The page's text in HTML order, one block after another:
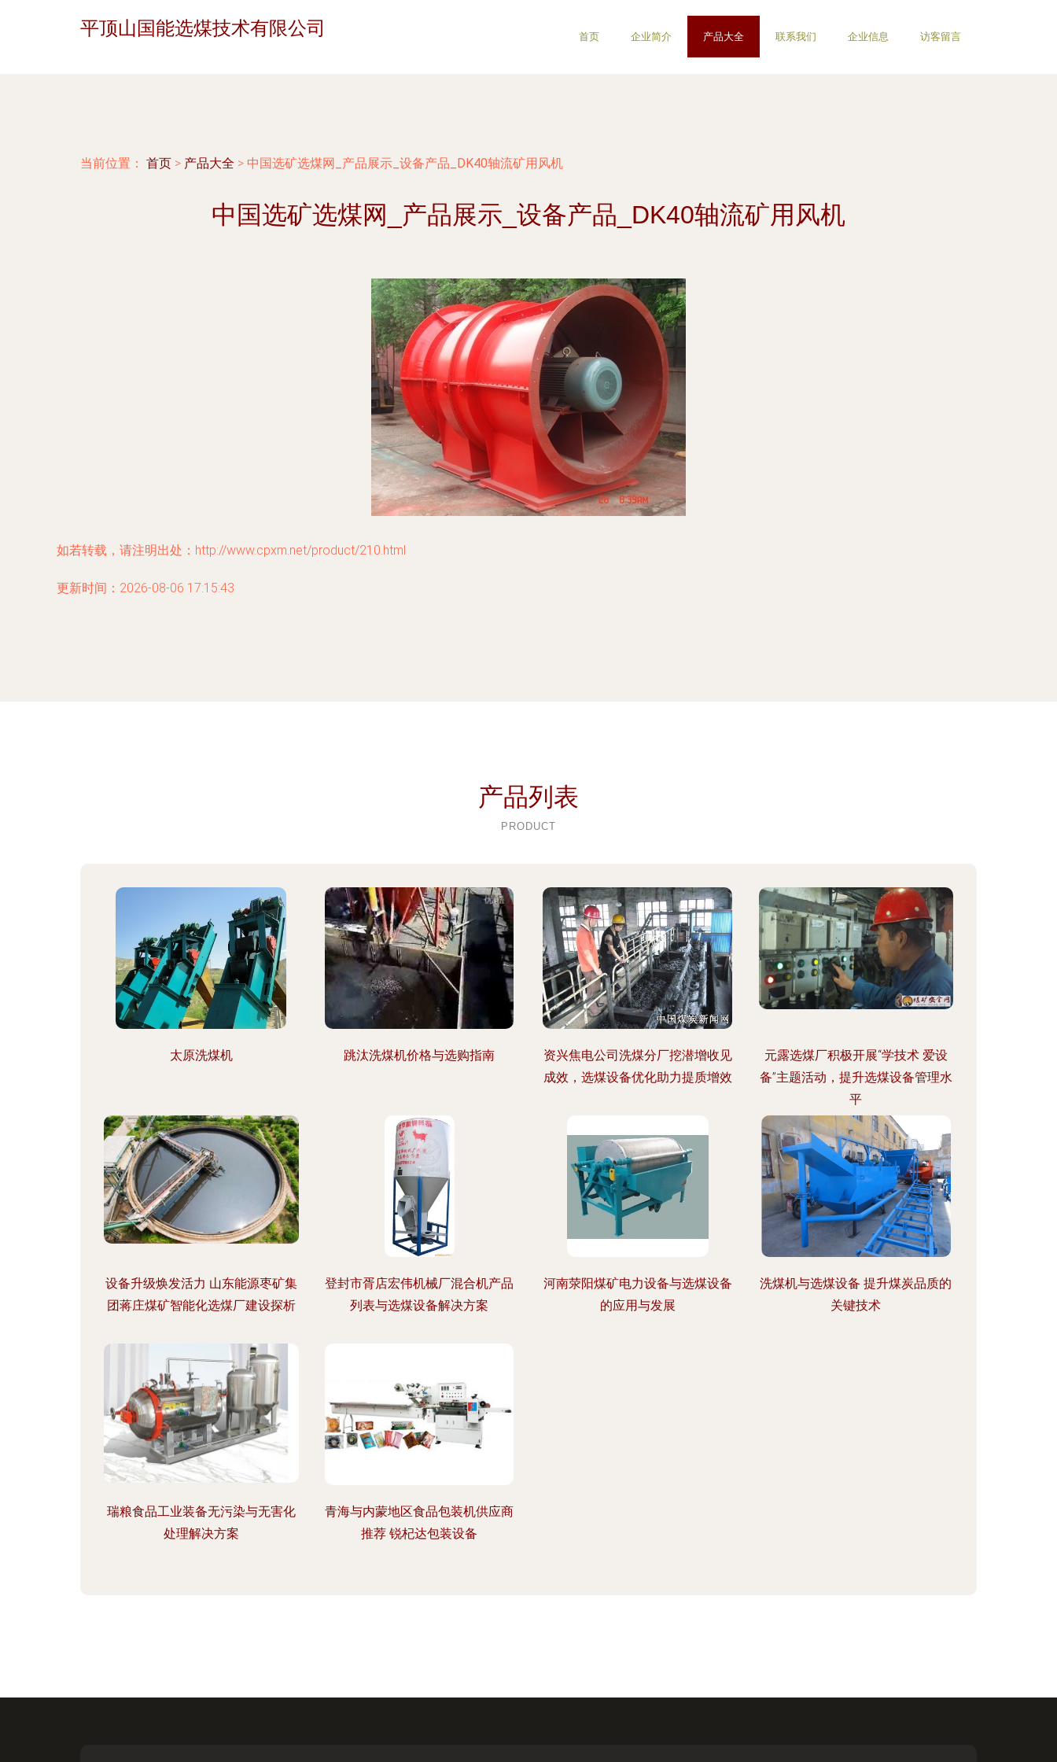
平顶山国能选煤技术有限公司 首页 企业简介 产品大全 联系我们 企业信息 访客留言
当前位置： 首页 > 产品大全 > 中国选矿选煤网_产品展示_设备产品_DK40轴流矿用风机
中国选矿选煤网_产品展示_设备产品_DK40轴流矿用风机
如若转载，请注明出处：http://www.cpxm.net/product/210.html
更新时间：2026-08-06 17:15:43
产品列表
PRODUCT
太原洗煤机 跳汰洗煤机价格与选购指南
资兴焦电公司洗煤分厂挖潜增收见
成效，选煤设备优化助力提质增效
元露选煤厂积极开展“学技术 爱设
备”主题活动，提升选煤设备管理水
平
设备升级焕发活力 山东能源枣矿集
团蒋庄煤矿智能化选煤厂建设探析
登封市胥店宏伟机械厂混合机产品
列表与选煤设备解决方案
河南荥阳煤矿电力设备与选煤设备
的应用与发展
洗煤机与选煤设备 提升煤炭品质的
关键技术
瑞粮食品工业装备无污染与无害化
处理解决方案
青海与内蒙地区食品包装机供应商
推荐 锐杞达包装设备